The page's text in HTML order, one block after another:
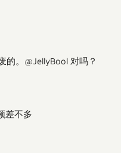
的。@JellyBool 对吗？
差不多